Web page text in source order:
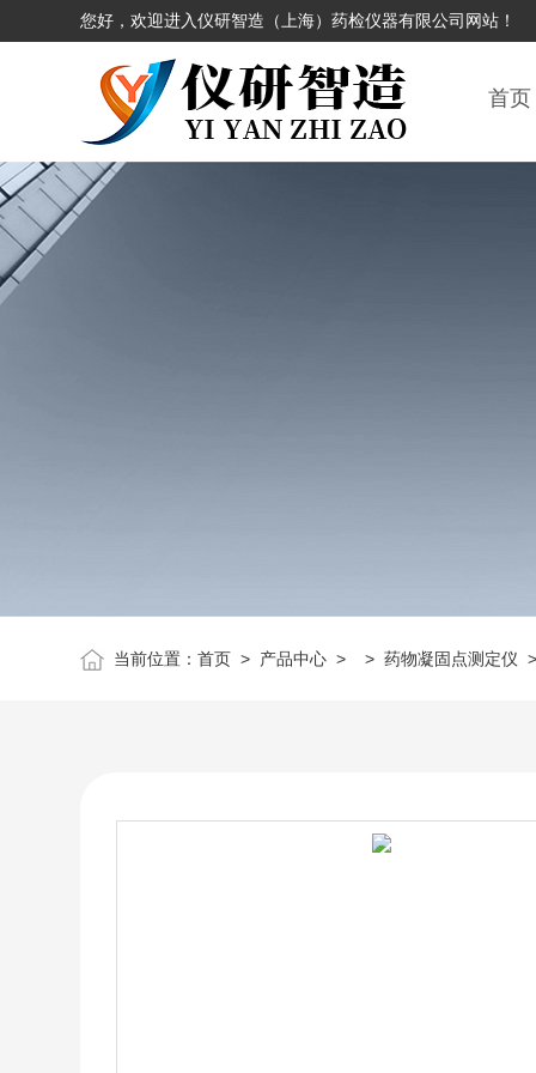
您好，欢迎进入仪研智造（上海）药检仪器有限公司网站！
首页
当前位置：首页 > 产品中心 > >药物凝固点测定仪